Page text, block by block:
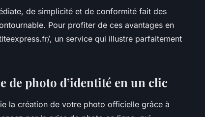
de simplicité et de conformité fait des
Pour profiter de ces avantages en
, un service qui illustre parfaitement
de photo d’identité en un clic
la création de votre photo officielle grâce à